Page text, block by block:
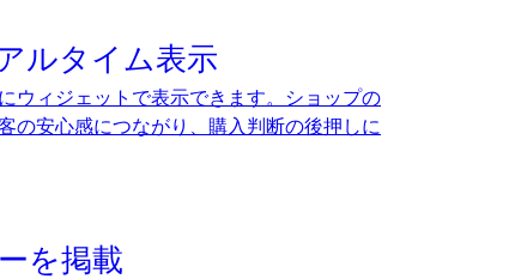
ルタイム表示
ウィジェットで表示できます。ショップの
の安心感につながり、購入判断の後押しに
を掲載